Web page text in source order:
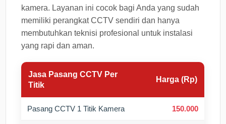
kamera. Layanan ini cocok bagi Anda yang sudah
memiliki perangkat CCTV sendiri dan hanya
membutuhkan teknisi profesional untuk instalasi
yang rapi dan aman.
Jasa Pasang CCTV Per
Titik
Harga (Rp)
Pasang CCTV 1 Titik Kamera 150.000